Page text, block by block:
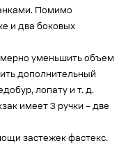
Помимо
и два боковых
уменьшить объем
дополнительный
лопату и т. д.
имеет 3 ручки – две
застежек фастекс.